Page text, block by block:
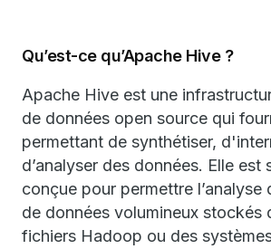
Qu’est-ce qu’Apache Hive ?
Apache Hive est une
de données open source qui
permettant de synthétiser,
d’analyser des données. Elle est
conçue pour permettre l’analyse
de données volumineux stockés
fichiers Hadoop ou des